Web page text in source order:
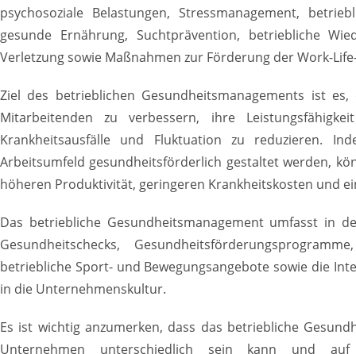
psychosoziale Belastungen, Stressmanagement,
gesunde Ernährung, Suchtprävention, betriebliche
Verletzung sowie Maßnahmen zur Förderung der Work-
Ziel des betrieblichen Gesundheitsmanagements ist
Mitarbeitenden zu verbessern, ihre
Krankheitsausfälle und Fluktuation zu reduzieren.
Arbeitsumfeld gesundheitsförderlich gestaltet werden,
höheren Produktivität, geringeren Krankheitskosten und
Das betriebliche Gesundheitsmanagement umfasst in
Gesundheitschecks,
betriebliche Sport- und Bewegungsangebote sowie die
in die Unternehmenskultur.
Es ist wichtig anzumerken, dass das betriebliche
Unternehmen unterschiedlich sein kann und